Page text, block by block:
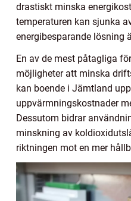
drastiskt minska
temperaturen kan sjunka
energibesparande lösning
En av de mest påtagliga
möjligheter att minska
kan boende i Jämtland
uppvärmningskostnader
Dessutom bidrar
minskning av
riktningen mot en mer